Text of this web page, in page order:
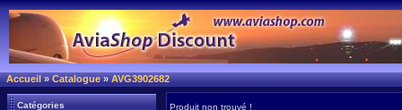
Accueil»Catalogue»AVG3902682
Catégories Produit non trouvé !